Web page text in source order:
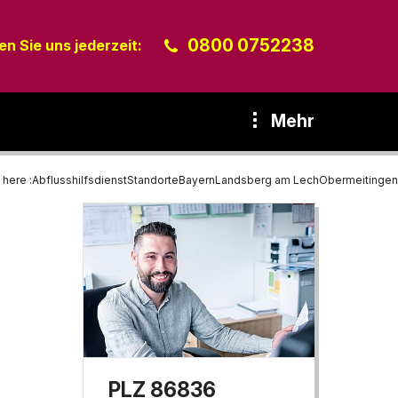
Sie uns jederzeit: 0800 0752238
Mehr
here :AbflusshilfsdienstStandorteBayernLandsberg am LechObermeitingen
PLZ 86836